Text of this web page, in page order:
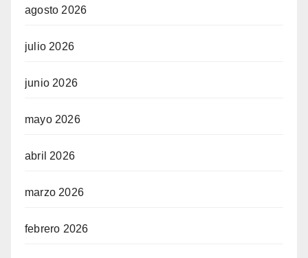
agosto 2026
julio 2026
junio 2026
mayo 2026
abril 2026
marzo 2026
febrero 2026